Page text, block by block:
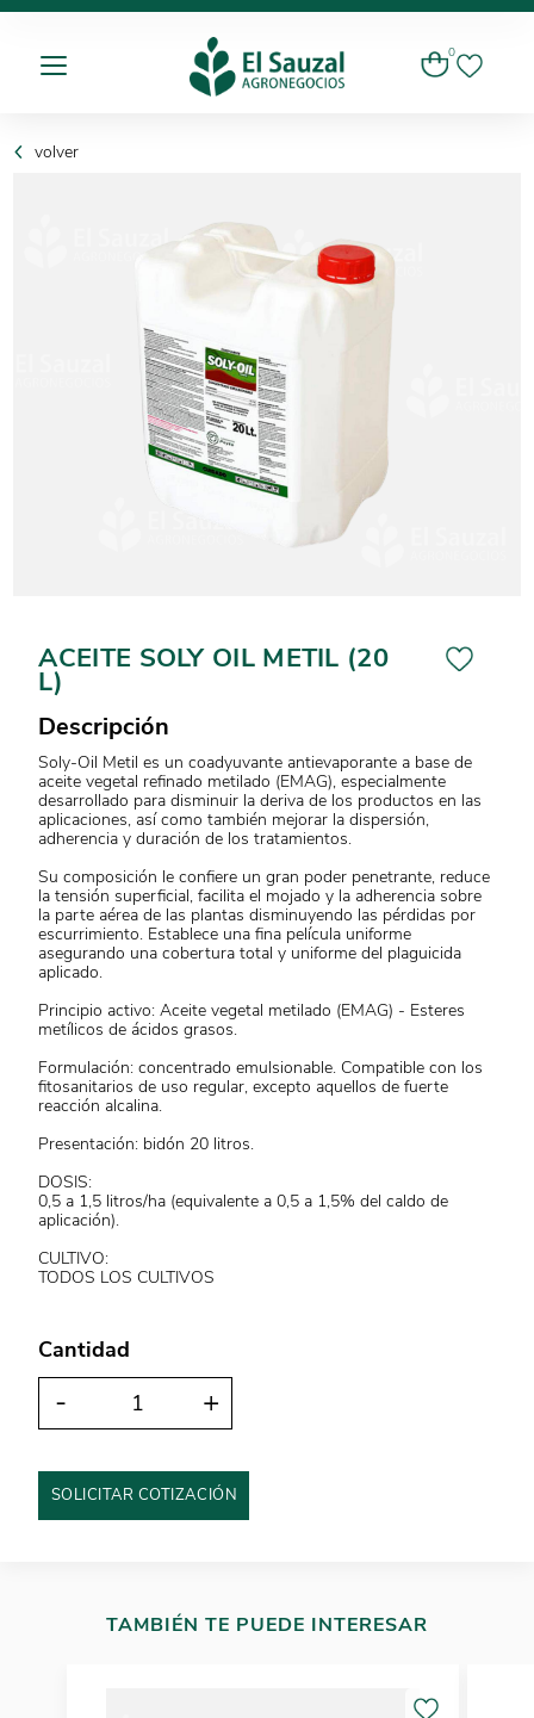
0
volver
ACEITE SOLY OIL METIL (20
L)
Descripción
Soly-Oil Metil es un coadyuvante antievaporante a base de
aceite vegetal refinado metilado (EMAG), especialmente
desarrollado para disminuir la deriva de los productos en las
aplicaciones, así como también mejorar la dispersión,
adherencia y duración de los tratamientos.
Su composición le confiere un gran poder penetrante, reduce
la tensión superficial, facilita el mojado y la adherencia sobre
la parte aérea de las plantas disminuyendo las pérdidas por
escurrimiento. Establece una fina película uniforme
asegurando una cobertura total y uniforme del plaguicida
aplicado.
Principio activo: Aceite vegetal metilado (EMAG) - Esteres
metílicos de ácidos grasos.
Formulación: concentrado emulsionable. Compatible con los
fitosanitarios de uso regular, excepto aquellos de fuerte
reacción alcalina.
Presentación: bidón 20 litros.
DOSIS:
0,5 a 1,5 litros/ha (equivalente a 0,5 a 1,5% del caldo de
aplicación).
CULTIVO:
TODOS LOS CULTIVOS
Cantidad
- +
SOLICITAR COTIZACIÓN
TAMBIÉN TE PUEDE INTERESAR